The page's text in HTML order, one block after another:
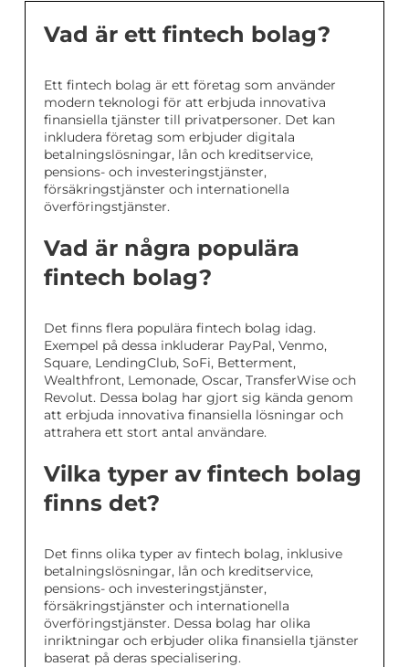
Vad är ett fintech bolag?
Ett fintech bolag är ett företag som använder
modern teknologi för att erbjuda innovativa
finansiella tjänster till privatpersoner. Det kan
inkludera företag som erbjuder digitala
betalningslösningar, lån och kreditservice,
pensions- och investeringstjänster,
försäkringstjänster och internationella
överföringstjänster.
Vad är några populära
fintech bolag?
Det finns flera populära fintech bolag idag.
Exempel på dessa inkluderar PayPal, Venmo,
Square, LendingClub, SoFi, Betterment,
Wealthfront, Lemonade, Oscar, TransferWise och
Revolut. Dessa bolag har gjort sig kända genom
att erbjuda innovativa finansiella lösningar och
attrahera ett stort antal användare.
Vilka typer av fintech bolag
finns det?
Det finns olika typer av fintech bolag, inklusive
betalningslösningar, lån och kreditservice,
pensions- och investeringstjänster,
försäkringstjänster och internationella
överföringstjänster. Dessa bolag har olika
inriktningar och erbjuder olika finansiella tjänster
baserat på deras specialisering.